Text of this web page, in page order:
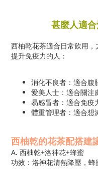
甚麼人適
西柚乾花茶適合日常飲用
提升免疫力的人：
消化不良者：適合腹
愛美人士：適合關注
易感冒者：適合免疫
體重管理者：適合想
西柚乾的花茶配搭建
A. 西柚乾+洛神花+蜂蜜
功效：洛神花清熱降壓，蜂